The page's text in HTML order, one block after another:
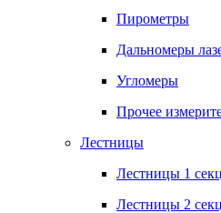
Пирометры
Дальномеры
Угломеры
Прочее
Лестницы
Лестницы 1
Лестницы 2